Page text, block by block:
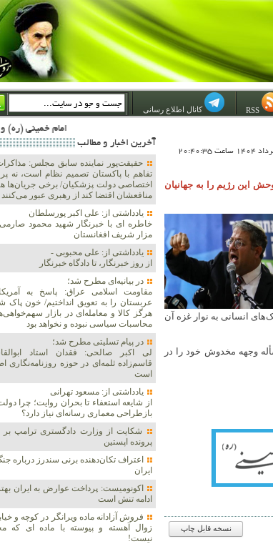
کانال اطلاع رسانی
امام خمینی (ره) والله اسلام تمامش سیاست است؛ ***** امام شهید: به گفتار امام و کردار امام اهتمام بورزید ***** امام خمینی(ره): ان شاء الله ما اندوه دلمان را در وقت مناسب با
این رژیم را به جهانیان
انسانی به نوار غزه آن
وجهه مخدوش خود را در
نسخه قابل چاپ
آخرين اخبار و مطالب
حقیقت‌پور نماینده سابق مجلس:
تفاهم با پاکستان تصمیم نظام است، نه
اختصاصی دولت پزشکیان/ برخی جریان‌ها
منافعشان اقتضا کند از رهبری عبور می‌کنند
یادداشتی از: علی اکبر پورسلطان
خاطره ای با خبرنگار شهید محمود
مزار شریف افغانستان
یادداشتی از: علی محبوبی -
از روز خبرنگار، تا دادگاه خبرنگار
در بیانیه‌ای مطرح شد؛
مقاومت اسلامی عراق: پاسخ به
عربستان را به تعویق انداختیم/ خون پاک
هرگز کالا و معامله‌ای در بازار
محاسبات سیاسی نبوده و نخواهد بود
در پیام تسلیتی مطرح شد؛
لی اکبر صالحی: فقدان استاد
قاسم‌زاده ثلمه‌ای در حوزه روزنامه‌نگاری
است
یادداشتی از: مسعود تهرانی
از شایعه استعفاء تا بحران روایت؛ چرا
بازطراحی معماری رسانه‌ای نیاز دارد؟
شکایت از وزارت دادگستری ترامپ بر
پرونده اپستین
اعتراف تکان‌دهنده برنی سندرز درباره
ایران
اکونومیست: پرداخت عوارض به ایران
ادامه تنش است
فروش آزادانه ماده ویرانگر در کوچه و
زوال آهسته و پیوسته با ماده ای که
نیست!